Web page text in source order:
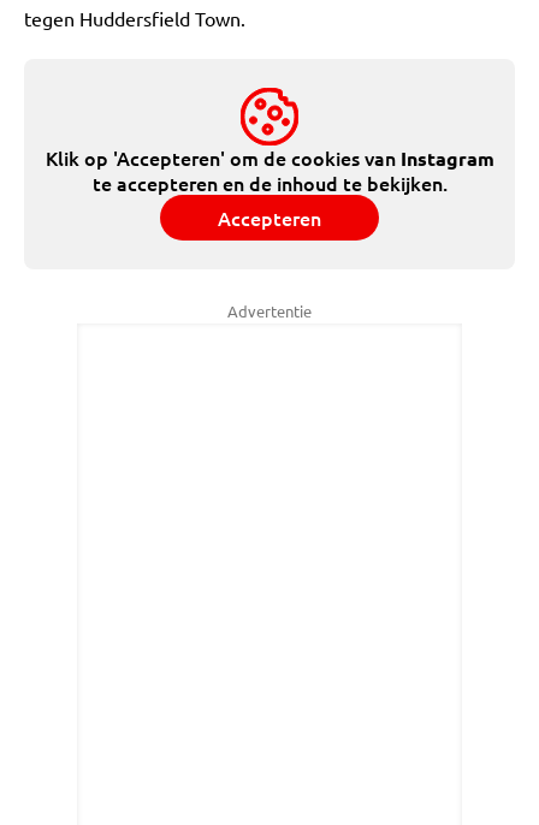
tegen Huddersfield Town.
Klik op 'Accepteren' om de cookies van Instagram
te accepteren en de inhoud te bekijken.
Accepteren
Advertentie